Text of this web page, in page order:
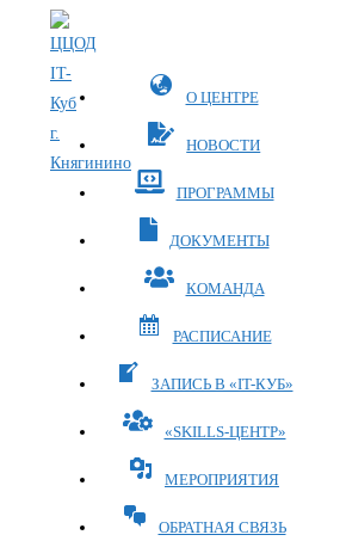
Перейти
к
содержимому
О ЦЕНТРЕ
НОВОСТИ
ПРОГРАММЫ
ДОКУМЕНТЫ
КОМАНДА
РАСПИСАНИЕ
ЗАПИСЬ В «IT-КУБ»
«SKILLS-ЦЕНТР»
МЕРОПРИЯТИЯ
ОБРАТНАЯ СВЯЗЬ